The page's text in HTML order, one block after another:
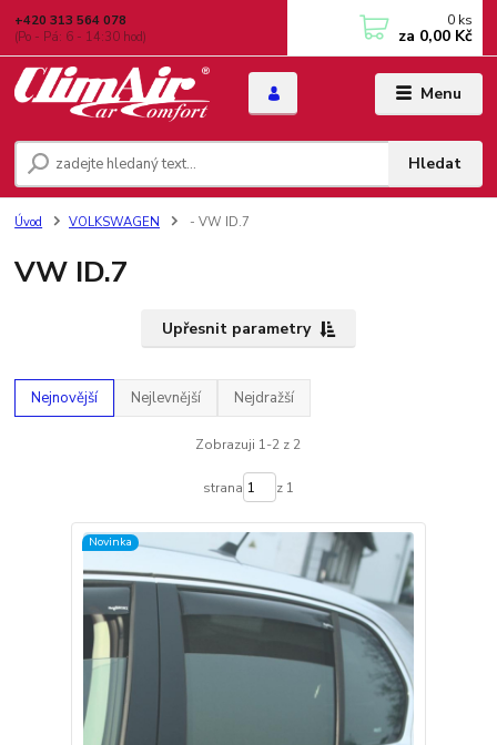
Menu
Hledat
+420 313 564 078
(Po - Pá: 6 - 14:30 hod)
0 ks
za 0,00 Kč
Úvod VOLKSWAGEN - VW ID.7
VW ID.7
Upřesnit parametry
Nejnovější Nejlevnější Nejdražší
Zobrazuji 1-2 z 2
strana z 1
Novinka